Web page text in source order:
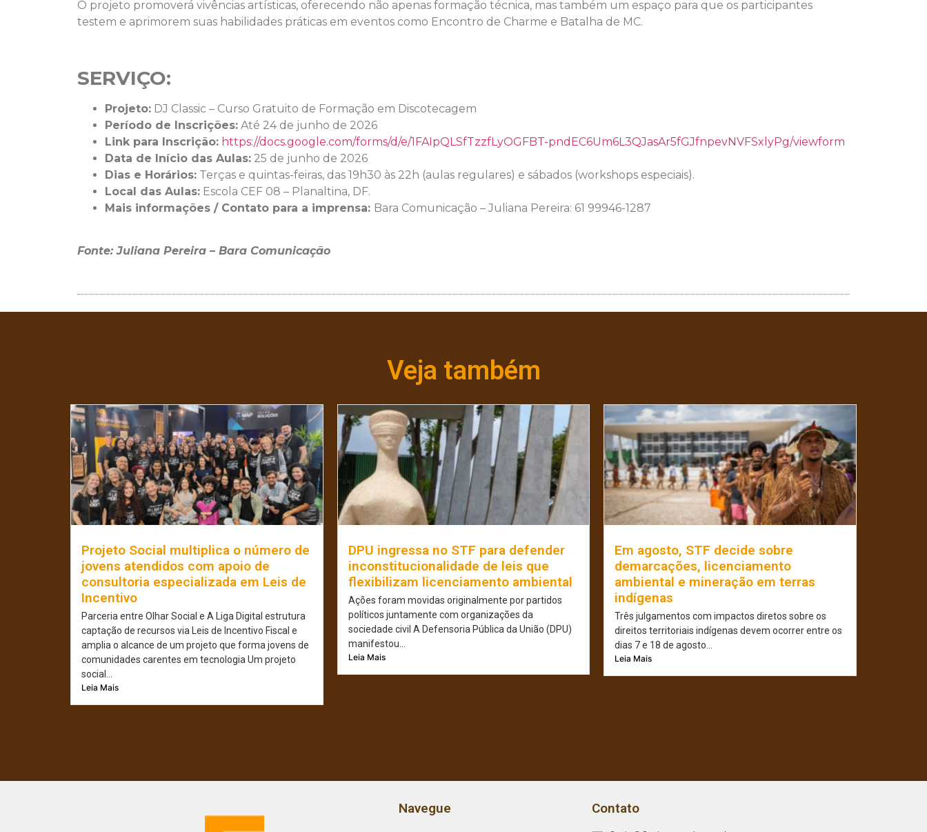
O projeto promoverá vivências artísticas, oferecendo não apenas formação técnica, mas também um espaço para que os participantes
testem e aprimorem suas habilidades práticas em eventos como Encontro de Charme e Batalha de MC.
SERVIÇO:
Projeto: DJ Classic – Curso Gratuito de Formação em Discotecagem
Período de Inscrições: Até 24 de junho de 2026
Link para Inscrição: https://docs.google.com/forms/d/e/1FAIpQLSfTzzfLyOGFBT-pndEC6Um6L3QJasAr5fGJfnpevNVFSxlyPg/viewform
Data de Início das Aulas: 25 de junho de 2026
Dias e Horários: Terças e quintas-feiras, das 19h30 às 22h (aulas regulares) e sábados (workshops especiais).
Local das Aulas: Escola CEF 08 – Planaltina, DF.
Mais informações / Contato para a imprensa: Bara Comunicação – Juliana Pereira: 61 99946-1287
Fonte: Juliana Pereira – Bara Comunicação
Veja também
Projeto Social multiplica o número de
jovens atendidos com apoio de
consultoria especializada em Leis de
Incentivo
Parceria entre Olhar Social e A Liga Digital estrutura
captação de recursos via Leis de Incentivo Fiscal e
amplia o alcance de um projeto que forma jovens de
comunidades carentes em tecnologia Um projeto
social...
Leia Mais
DPU ingressa no STF para defender
inconstitucionalidade de leis que
flexibilizam licenciamento ambiental
Ações foram movidas originalmente por partidos
políticos juntamente com organizações da
sociedade civil A Defensoria Pública da União (DPU)
manifestou...
Leia Mais
Em agosto, STF decide sobre
demarcações, licenciamento
ambiental e mineração em terras
indígenas
Três julgamentos com impactos diretos sobre os
direitos territoriais indígenas devem ocorrer entre os
dias 7 e 18 de agosto...
Leia Mais
Navegue Contato